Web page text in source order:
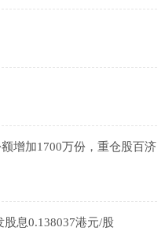
增加1700万份，重仓股百济
股息0.138037港元/股